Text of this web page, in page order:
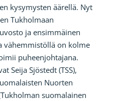
kysymysten äärellä. Nyt
Tukholmaan
ja ensimmäinen
vähemmistöllä on kolme
puheenjohtajana.
Seija Sjöstedt (TSS),
Nuorten
suomalainen